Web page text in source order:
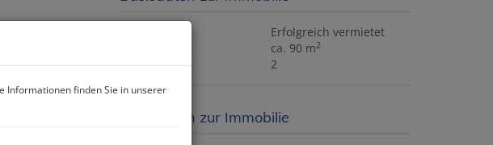
Erfolgreich vermietet
ca. 90 m2
Zimmer 2
Basisdaten zur Immobilie
Informationen finden Sie in unserer